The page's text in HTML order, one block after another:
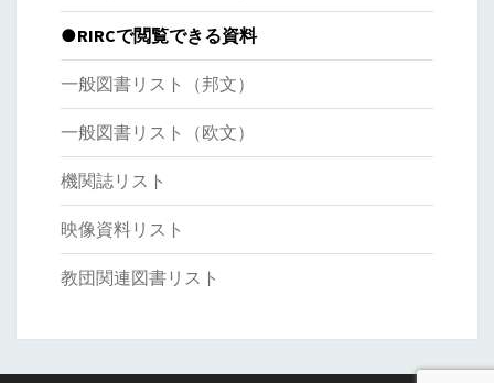
●RIRCで閲覧できる資料
一般図書リスト（邦文）
一般図書リスト（欧文）
機関誌リスト
映像資料リスト
教団関連図書リスト